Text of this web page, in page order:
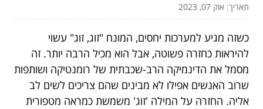
תאריך: אוק 07, 2023
כשזה מגיע למערכות יחסים, המונח "זוג, זוג" עשוי
להיראות כחזרה פשוטה, אבל הוא מכיל הרבה יותר. זה
מסמל את הדינמיקה הרב-שכבתית של רומנטיקה ושותפות
שרוב האנשים אפילו לא מבינים שהם צריכים לשים לב
אליה. החזרה על המילה 'זוג' משמשת כמראה מטפורית